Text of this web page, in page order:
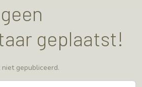
geplaatst!
gepubliceerd.